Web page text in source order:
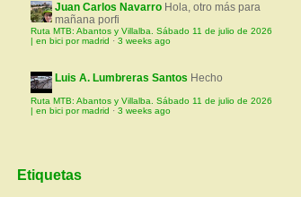
Juan Carlos Navarro Hola, otro más para
mañana porfi
Ruta MTB: Abantos y Villalba. Sábado 11 de julio de 2026
| en bici por madrid · 3 weeks ago
Luis A. Lumbreras Santos Hecho
Ruta MTB: Abantos y Villalba. Sábado 11 de julio de 2026
| en bici por madrid · 3 weeks ago
Etiquetas